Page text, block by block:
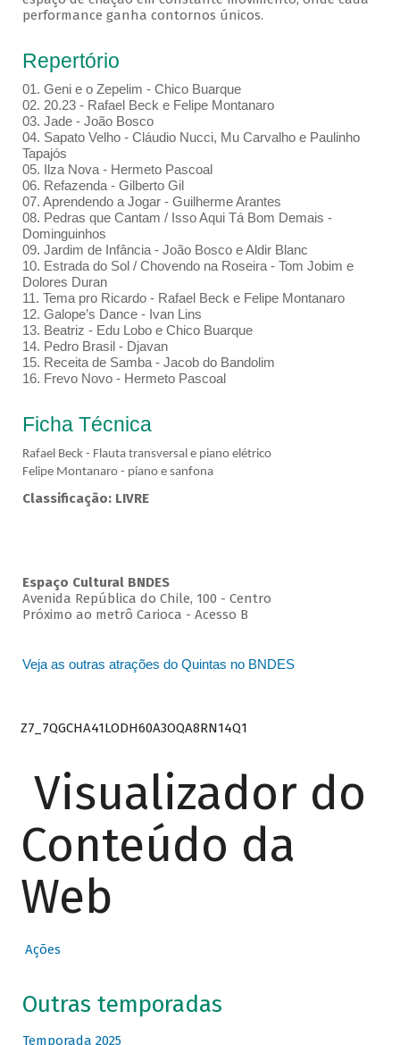
performance ganha contornos únicos.
Repertório
01. Geni e o Zepelim - Chico Buarque
02. 20.23 - Rafael Beck e Felipe Montanaro
03. Jade - João Bosco
04. Sapato Velho - Cláudio Nucci, Mu Carvalho e Paulinho
Tapajós
05. Ilza Nova - Hermeto Pascoal
06. Refazenda - Gilberto Gil
07. Aprendendo a Jogar - Guilherme Arantes
08. Pedras que Cantam / Isso Aqui Tá Bom Demais -
Dominguinhos
09. Jardim de Infância - João Bosco e Aldir Blanc
10. Estrada do Sol / Chovendo na Roseira - Tom Jobim e
Dolores Duran
11. Tema pro Ricardo - Rafael Beck e Felipe Montanaro
12. Galope’s Dance - Ivan Lins
13. Beatriz - Edu Lobo e Chico Buarque
14. Pedro Brasil - Djavan
15. Receita de Samba - Jacob do Bandolim
16. Frevo Novo - Hermeto Pascoal
Ficha Técnica
Rafael Beck - Flauta transversal e piano elétrico
Felipe Montanaro - piano e sanfona
Classificação: LIVRE
Espaço Cultural BNDES
Avenida República do Chile, 100 - Centro
Próximo ao metrô Carioca - Acesso B
Veja as outras atrações do Quintas no BNDES
Z7_7QGCHA41LODH60A3OQA8RN14Q1
Visualizador do
Conteúdo da
Web
Ações
Outras temporadas
Temporada 2025